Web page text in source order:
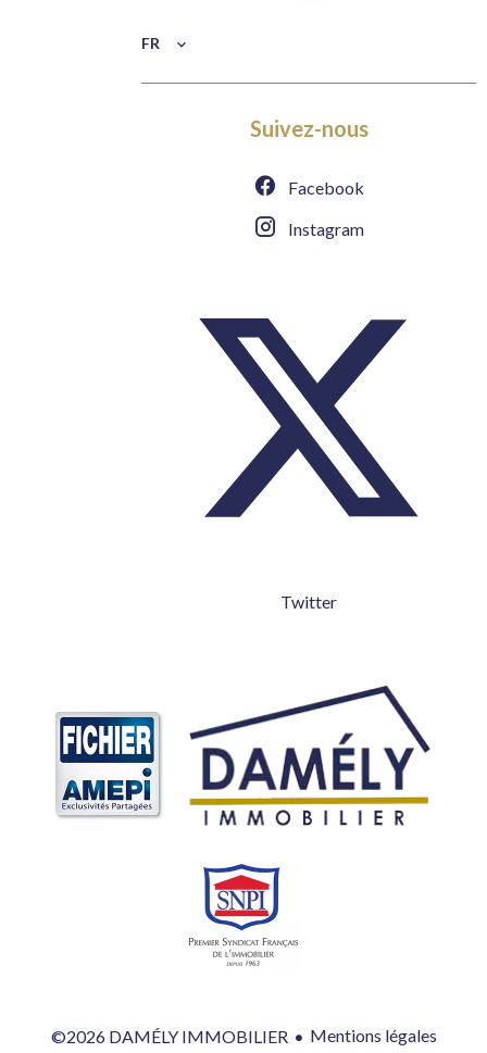
FR
Suivez-nous
Facebook
Instagram
Twitter
©2026 DAMÉLY IMMOBILIER Mentions légales